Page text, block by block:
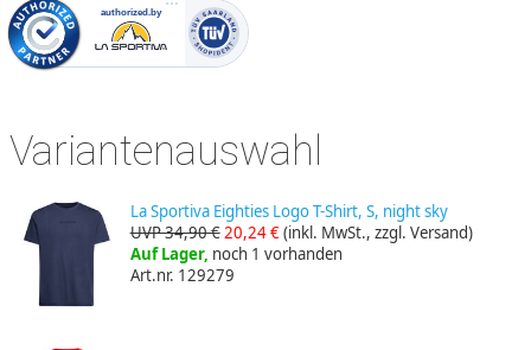
Variantenauswahl
La Sportiva Eighties Logo T-Shirt, S, night sky
UVP 34,90 € 20,24 €(inkl. MwSt., zzgl. Versand)
Auf Lager, noch 1 vorhanden
Art.nr. 129279